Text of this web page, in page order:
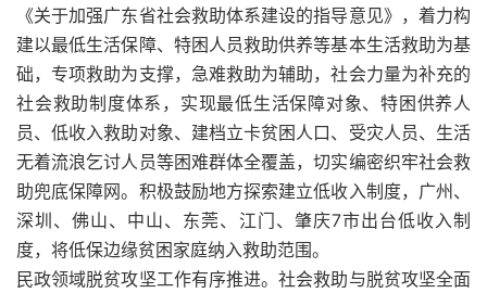
《关于加强广东省社会救助体系建设的指导意见》，着力构
建以最低生活保障、特困人员救助供养等基本生活救助为基
础，专项救助为支撑，急难救助为辅助，社会力量为补充的
社会救助制度体系，实现最低生活保障对象、特困供养人
员、低收入救助对象、建档立卡贫困人口、受灾人员、生活
无着流浪乞讨人员等困难群体全覆盖，切实编密织牢社会救
助兜底保障网。积极鼓励地方探索建立低收入制度，广州、
深圳、佛山、中山、东莞、江门、肇庆7市出台低收入制
度，将低保边缘贫困家庭纳入救助范围。
民政领域脱贫攻坚工作有序推进。社会救助与脱贫攻坚全面